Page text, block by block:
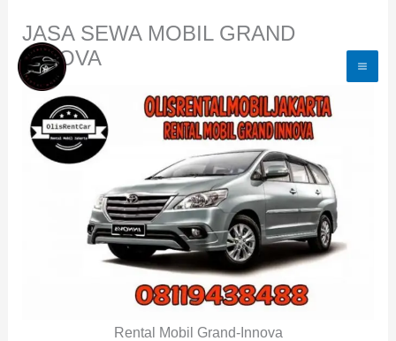
Konten
JASA SEWA MOBIL GRAND
INNOVA
Rental Mobil Grand-Innova